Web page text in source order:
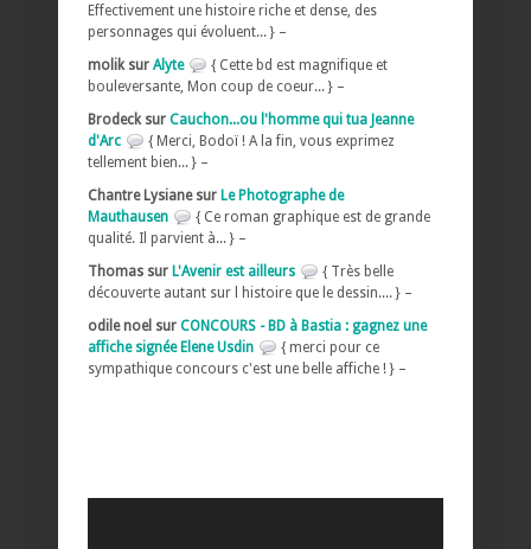
Effectivement une histoire riche et dense, des
personnages qui évoluent... } –
molik sur Alyte
{ Cette bd est magnifique et
bouleversante, Mon coup de coeur... } –
Brodeck sur Cauchon...ou l'homme qui tua Jeanne
d'Arc
{ Merci, Bodoï ! A la fin, vous exprimez
tellement bien... } –
Chantre Lysiane sur Le Photographe de
Mauthausen
{ Ce roman graphique est de grande
qualité. Il parvient à... } –
Thomas sur L'Avenir est ailleurs
{ Très belle
découverte autant sur l histoire que le dessin.... } –
odile noel sur CONCOURS - BD à Bastia : gagnez une
affiche signée Elene Usdin
{ merci pour ce
sympathique concours c'est une belle affiche ! } –